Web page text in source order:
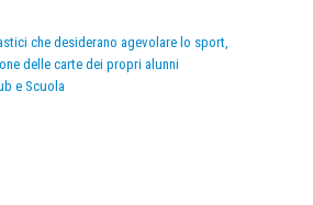
che desiderano agevolare lo sport,
delle carte dei propri alunni
e Scuola